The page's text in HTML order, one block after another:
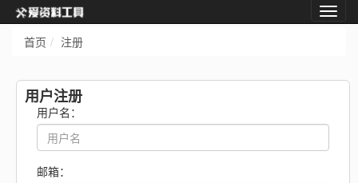
首页 注册
用户注册
用户名：
邮箱：